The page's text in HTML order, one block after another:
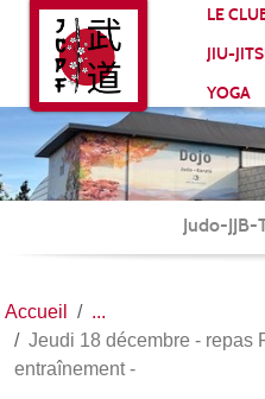
LE
JIU-
YOGA
Judo-
Accueil
Jeudi 18 décembre - repas
entraînement -
Panneau de gestion des